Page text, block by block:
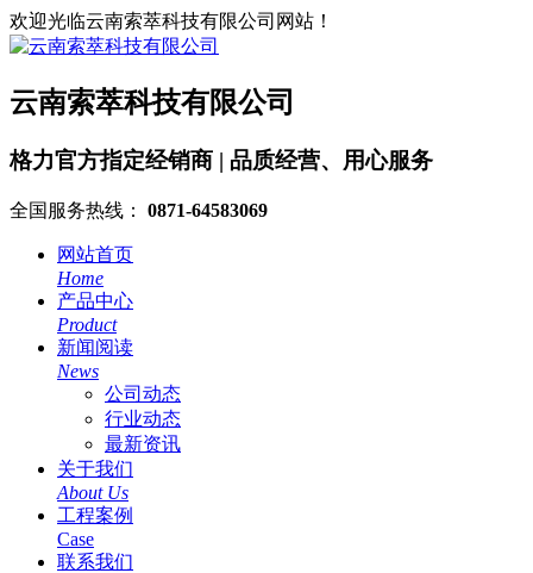
欢迎光临云南索萃科技有限公司网站！
云南索萃科技有限公司
格力官方指定经销商 | 品质经营、用心服务
全国服务热线： 0871-64583069
网站首页
Home
产品中心
Product
新闻阅读
News
公司动态
行业动态
最新资讯
关于我们
About Us
工程案例
Case
联系我们